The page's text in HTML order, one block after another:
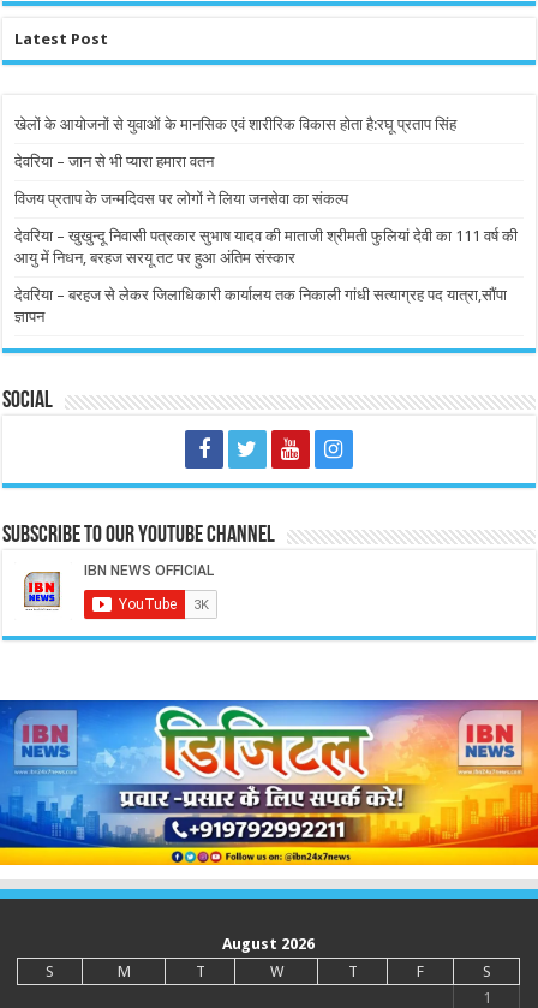
Latest Post
खेलों के आयोजनों से युवाओं के मानसिक एवं शारीरिक विकास होता है:रघू प्रताप सिंह
देवरिया – जान से भी प्यारा हमारा वतन
विजय प्रताप के जन्मदिवस पर लोगों ने लिया जनसेवा का संकल्प
देवरिया – खुखुन्दू निवासी पत्रकार सुभाष यादव की माताजी श्रीमती फुलियां देवी का 111 वर्ष की
आयु में निधन, बरहज सरयू तट पर हुआ अंतिम संस्कार
देवरिया – बरहज से लेकर जिलाधिकारी कार्यालय तक निकाली गांधी सत्याग्रह पद यात्रा,सौंपा
ज्ञापन
Social
Subscribe to our Youtube Channel
August 2026
S
M T W T F
S
1